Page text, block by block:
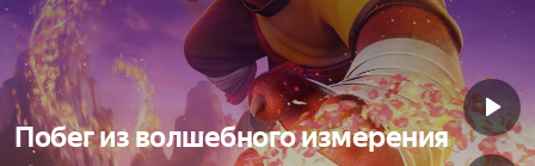
Побег из волшебного измерения